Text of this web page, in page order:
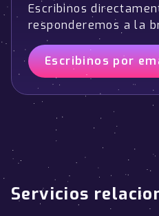
Escribinos
responderemos a la
Escribinos por
Servicios